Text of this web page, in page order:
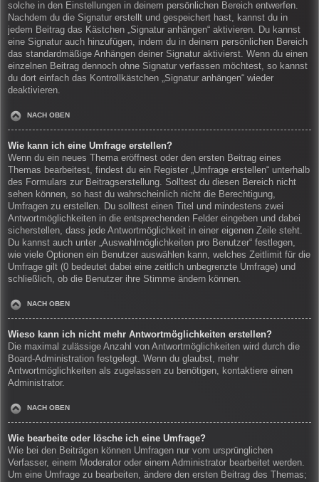
solche in den Einstellungen in deinem persönlichen Bereich entwerfen.
Nachdem du die Signatur erstellt und gespeichert hast, kannst du in
jedem Beitrag das Kästchen „Signatur anhängen“ aktivieren. Du kannst
eine Signatur auch hinzufügen, indem du in deinem persönlichen Bereich
das standardmäßige Anhängen deiner Signatur aktivierst. Wenn du einen
einzelnen Beitrag dennoch ohne Signatur verfassen möchtest, so kannst
du dort einfach das Kontrollkästchen „Signatur anhängen“ wieder
deaktivieren.
NACH OBEN
Wie kann ich eine Umfrage erstellen?
Wenn du ein neues Thema eröffnest oder den ersten Beitrag eines
Themas bearbeitest, findest du ein Register „Umfrage erstellen“ unterhalb
des Formulars zur Beitragserstellung. Solltest du diesen Bereich nicht
sehen können, so hast du wahrscheinlich nicht die Berechtigung,
Umfragen zu erstellen. Du solltest einen Titel und mindestens zwei
Antwortmöglichkeiten in die entsprechenden Felder eingeben und dabei
sicherstellen, dass jede Antwortmöglichkeit in einer eigenen Zeile steht.
Du kannst auch unter „Auswahlmöglichkeiten pro Benutzer“ festlegen,
wie viele Optionen ein Benutzer auswählen kann, welches Zeitlimit für die
Umfrage gilt (0 bedeutet dabei eine zeitlich unbegrenzte Umfrage) und
schließlich, ob die Benutzer ihre Stimme ändern können.
NACH OBEN
Wieso kann ich nicht mehr Antwortmöglichkeiten erstellen?
Die maximal zulässige Anzahl von Antwortmöglichkeiten wird durch die
Board-Administration festgelegt. Wenn du glaubst, mehr
Antwortmöglichkeiten als zugelassen zu benötigen, kontaktiere einen
Administrator.
NACH OBEN
Wie bearbeite oder lösche ich eine Umfrage?
Wie bei den Beiträgen können Umfragen nur vom ursprünglichen
Verfasser, einem Moderator oder einem Administrator bearbeitet werden.
Um eine Umfrage zu bearbeiten, ändere den ersten Beitrag des Themas;